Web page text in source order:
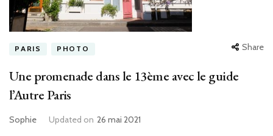
PARIS PHOTO Share
Une promenade dans le 13ème avec le guide
l’Autre Paris
Sophie Updated on 26 mai 2021